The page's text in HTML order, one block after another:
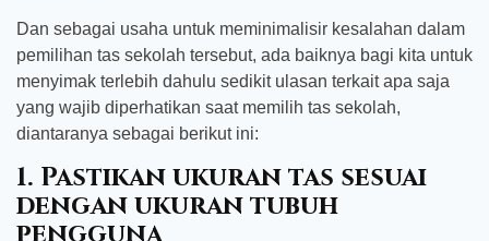
Dan sebagai usaha untuk meminimalisir kesalahan dalam
pemilihan tas sekolah tersebut, ada baiknya bagi kita untuk
menyimak terlebih dahulu sedikit ulasan terkait apa saja
yang wajib diperhatikan saat memilih tas sekolah,
diantaranya sebagai berikut ini:
1. Pastikan ukuran tas sesuai
dengan ukuran tubuh